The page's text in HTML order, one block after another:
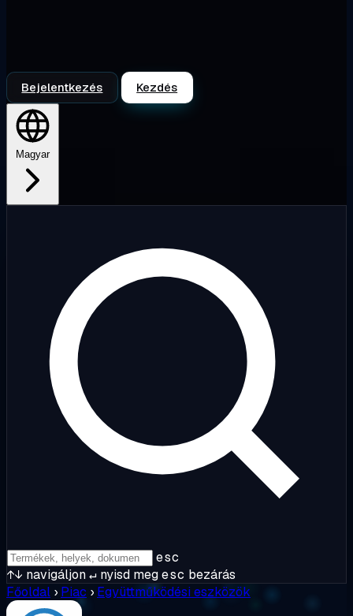
Bejelentkezés Kezdés
Magyar
esc
↑↓ navigáljon↵ nyisd megesc bezárás
Főoldal › Piac › Együttműködési eszközök